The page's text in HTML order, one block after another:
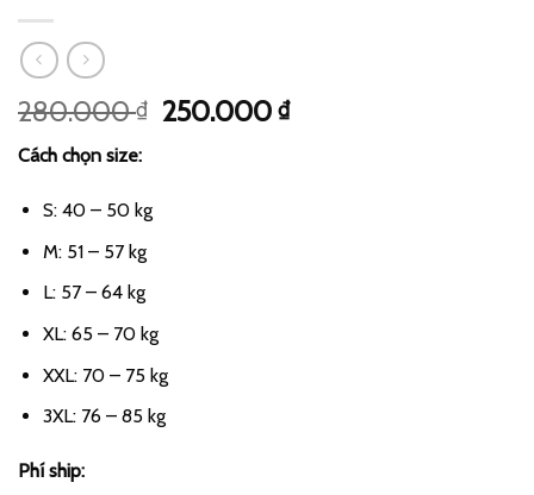
280.000₫ Giá
250.000₫Giá
Cách chọn size:
S: 40 – 50 kg
M: 51 – 57 kg
L: 57 – 64 kg
XL: 65 – 70 kg
XXL: 70 – 75 kg
3XL: 76 – 85 kg
Phí ship: